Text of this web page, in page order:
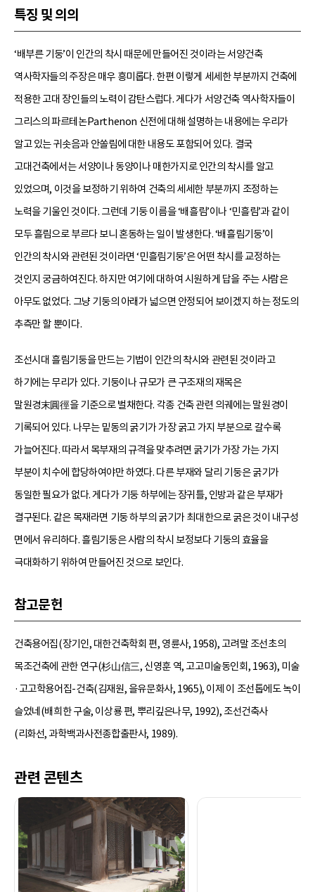
특징 및 의의
‘배부른 기둥’이 인간의 착시 때문에 만들어진 것이라는 서양건축
역사학자들의 주장은 매우 흥미롭다. 한편 이렇게 세세한 부분까지 건축에
적용한 고대 장인들의 노력이 감탄스럽다. 게다가 서양건축 역사학자들이
그리스의 파르테논Parthenon 신전에 대해 설명하는 내용에는 우리가
알고 있는 귀솟음과 안쏠림에 대한 내용도 포함되어 있다. 결국
고대건축에서는 서양이나 동양이나 매한가지로 인간의 착시를 알고
있었으며, 이것을 보정하기 위하여 건축의 세세한 부분까지 조정하는
노력을 기울인 것이다. 그런데 기둥 이름을 ‘배흘림’이나 ‘민흘림’과 같이
모두 흘림으로 부르다 보니 혼동하는 일이 발생한다. ‘배흘림기둥’이
인간의 착시와 관련된 것이라면 ‘민흘림기둥’은 어떤 착시를 교정하는
것인지 궁금하여진다. 하지만 여기에 대하여 시원하게 답을 주는 사람은
아무도 없었다. 그냥 기둥의 아래가 넓으면 안정되어 보이겠지 하는 정도의
추측만 할 뿐이다.
조선시대 흘림기둥을 만드는 기법이 인간의 착시와 관련된 것이라고
하기에는 무리가 있다. 기둥이나 규모가 큰 구조재의 재목은
말원경末圓徑을 기준으로 벌채한다. 각종 건축 관련 의궤에는 말원경이
기록되어 있다. 나무는 밑동의 굵기가 가장 굵고 가지 부분으로 갈수록
가늘어진다. 따라서 목부재의 규격을 맞추려면 굵기가 가장 가는 가지
부분이 치수에 합당하여야만 하였다. 다른 부재와 달리 기둥은 굵기가
동일한 필요가 없다. 게다가 기둥 하부에는 장귀틀, 인방과 같은 부재가
결구된다. 같은 목재라면 기둥 하부의 굵기가 최대한으로 굵은 것이 내구성
면에서 유리하다. 흘림기둥은 사람의 착시 보정보다 기둥의 효율을
극대화하기 위하여 만들어진 것으로 보인다.
참고문헌
건축용어집(장기인, 대한건축학회 편, 영륜사, 1958), 고려말 조선초의
목조건축에 관한 연구(杉山信三, 신영훈 역, 고고미술동인회, 1963), 미술
·고고학용어집-건축(김재원, 을유문화사, 1965), 이제 이 조선톱에도 녹이
슬었네(배희한 구술, 이상룡 편, 뿌리깊은나무, 1992), 조선건축사
(리화선, 과학백과사전종합출판사, 1989).
관련 콘텐츠